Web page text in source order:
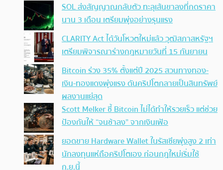
SOL ส่งสัญญาณกลับตัว ทะลุเส้นขาลงที่กดราคา
นาน 3 เดือน เตรียมพุ่งอย่างรุนแรง
CLARITY Act ได้วันโหวตใหม่แล้ว วุฒิสภาสหรัฐฯ
เตรียมพิจารณาร่างกฎหมายวันที่ 15 กันยายน
Bitcoin ร่วง 35% ตั้งแต่ปี 2025 สวนทางทอง-
เงิน-ทองแดงพุ่งแรง ดันคริปโตกลายเป็นสินทรัพย์
ผลงานแย่สุด
Scott Melker ชี้ Bitcoin ไม่ได้ทำให้รวยเร็ว แต่ช่วย
ป้องกันให้ “จนช้าลง” จากเงินเฟ้อ
ยอดขาย Hardware Wallet ในรัสเซียพุ่งสูง 2 เท่า
นักลงทุนแห่ถือคริปโตเอง ก่อนกฎใหม่เริ่มใช้
ก.ย.นี้